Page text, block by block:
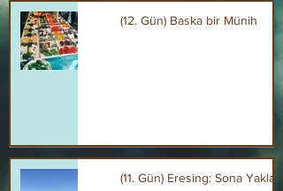
(12. Gün) Baska bir Münih
(11. Gün) Eresing: Sona